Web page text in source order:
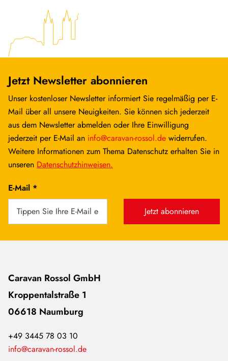
Jetzt Newsletter abonnieren
Unser kostenloser Newsletter informiert Sie regelmäßig per E-
Mail über all unsere Neuigkeiten. Sie können sich jederzeit
aus dem Newsletter abmelden oder Ihre Einwilligung
jederzeit per E-Mail an info@caravan-rossol.de widerrufen.
Weitere Informationen zum Thema Datenschutz erhalten Sie in
unseren Datenschutzhinweisen.
E-Mail *
Jetzt abonnieren
Caravan Rossol GmbH
Kroppentalstraße 1
06618 Naumburg
+49 3445 78 03 10
info@caravan-rossol.de